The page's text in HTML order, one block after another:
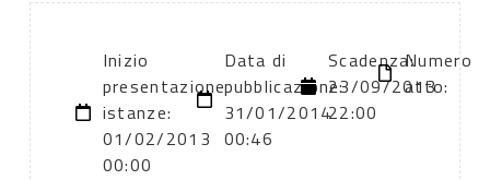
Inizio
presentazione
istanze:
01/02/2013
00:00
Data di
pubblicazione:
31/01/2014
00:46
Scadenza:
23/09/2013
22:00
Numero
atto: